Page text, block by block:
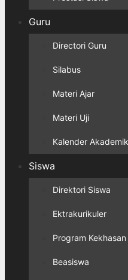
Guru
Directori Guru
Silabus
Materi Ajar
Materi Uji
Kalender Akademik
Siswa
Direktori Siswa
Ektrakurikuler
Program
Beasiswa